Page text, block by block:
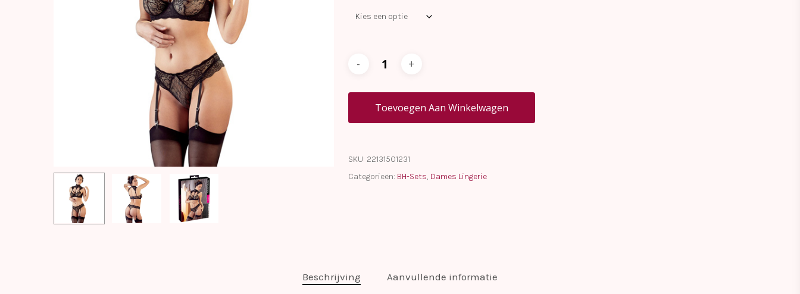
Hit enter to search or ESC to close
Toevoegen Aan Winkelwagen
SKU: 22131501231
Categorieën: BH-Sets, Dames Lingerie
Beschrijving Aanvullende informatie